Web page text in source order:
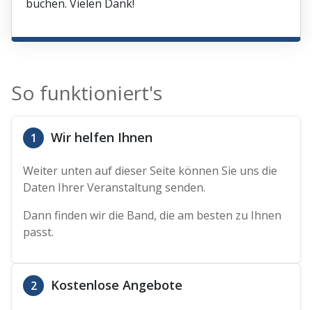
buchen. Vielen Dank!
So funktioniert's
1 Wir helfen Ihnen
Weiter unten auf dieser Seite können Sie uns die
Daten Ihrer Veranstaltung senden.
Dann finden wir die Band, die am besten zu Ihnen
passt.
2 Kostenlose Angebote